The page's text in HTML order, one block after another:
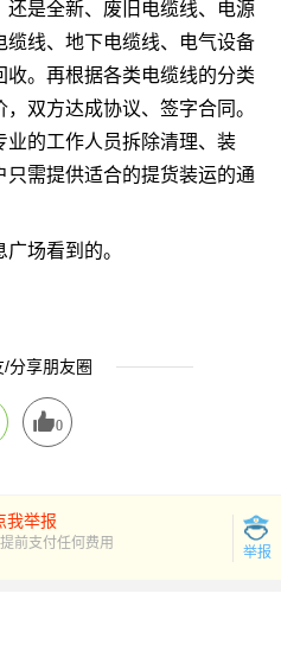
是全新、废旧电缆线、电源
线、地下电缆线、电气设备
。再根据各类电缆线的分类
双方达成协议、签字合同。
的工作人员拆除清理、装
需提供适合的提货装运的通
场看到的。
分享朋友圈
0
我举报
前支付任何费用
举报